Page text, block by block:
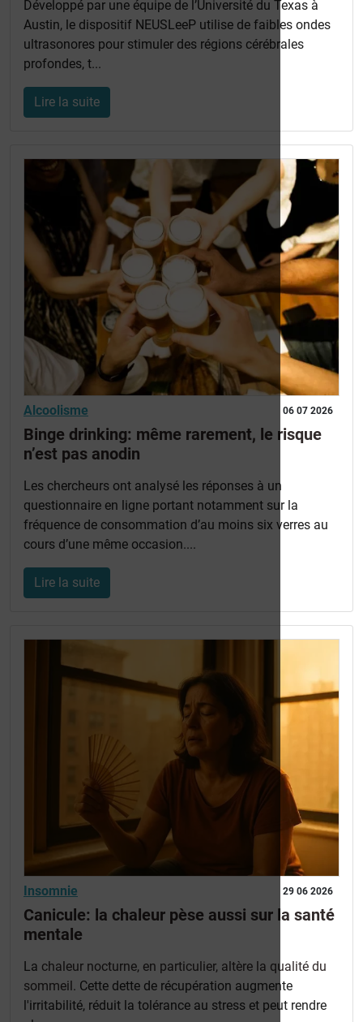
Développé par une équipe de l’Université du Texas à
Austin, le dispositif NEUSLeeP utilise de faibles ondes
ultrasonores pour stimuler des régions cérébrales
profondes, t...
Lire la suite
06 07 2026
Alcoolisme
Binge drinking: même rarement, le risque
n’est pas anodin
Les chercheurs ont analysé les réponses à un
questionnaire en ligne portant notamment sur la
fréquence de consommation d’au moins six verres au
cours d’une même occasion....
Lire la suite
29 06 2026
Insomnie
Canicule: la chaleur pèse aussi sur la santé
mentale
La chaleur nocturne, en particulier, altère la qualité du
sommeil. Cette dette de récupération augmente
l'irritabilité, réduit la tolérance au stress et peut rendre